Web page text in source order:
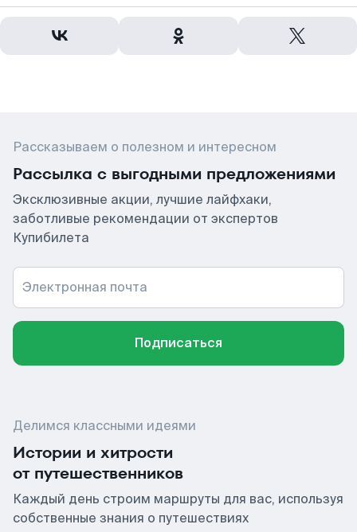
Рассказываем о полезном и интересном
Рассылка с выгодными предложениями
Эксклюзивные акции, лучшие лайфхаки,
заботливые рекомендации от экспертов
Купибилета
Электронная почта
Подписаться
Делимся классными идеями
Истории и хитрости
от путешественников
Каждый день строим маршруты для вас, используя
собственные знания о путешествиях